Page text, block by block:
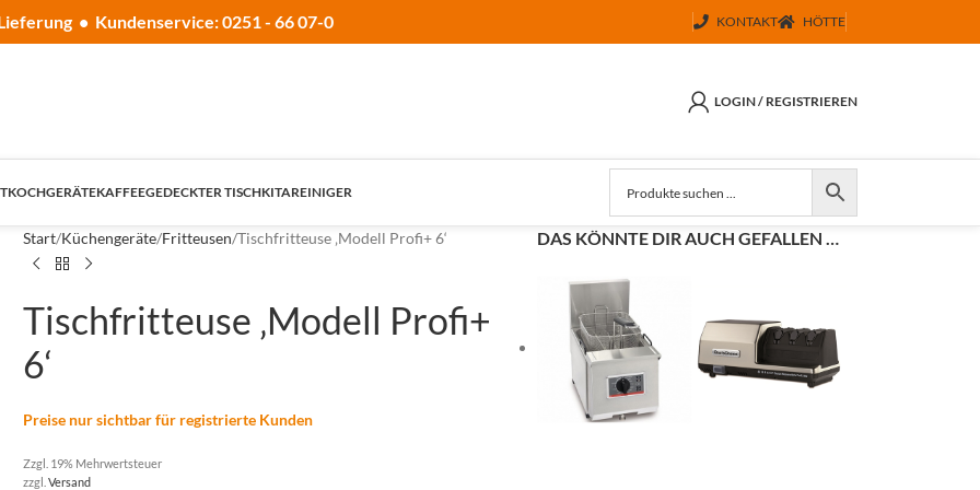
• Kundenservice: 0251 - 66 07-0 KONTAKT HÖTTE
LOGIN / REGISTRIEREN
KOCHGERÄTEKAFFEEGEDECKTER TISCHKITAREINIGER
Start Küchengeräte Fritteusen Tischfritteuse ‚Modell Profi+ 6‘
Tischfritteuse ‚Modell Profi+
6‘
Preise nur sichtbar für registrierte Kunden
Zzgl. 19% Mehrwertsteuer
zzgl.Versand
DAS KÖNNTE DIR AUCH GEFALLEN …